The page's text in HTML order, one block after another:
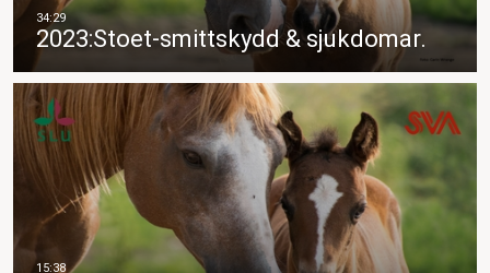
2023:Stoet-smittskydd & sjukdomar.